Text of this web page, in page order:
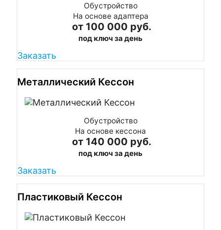
Обустройство
На основе адаптера
от 100 000 руб.
под ключ за день
Заказать
Металлический Кессон
Обустройство
На основе кессона
от 140 000 руб.
под ключ за день
Заказать
Пластиковый Кессон